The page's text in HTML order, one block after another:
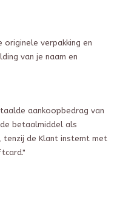
originele verpakking en
van je naam en
aankoopbedrag van
betaalmiddel als
de Klant instemt met